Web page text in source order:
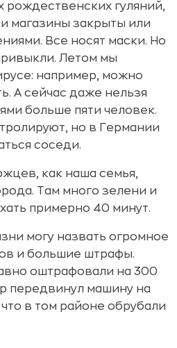
рождественских гуляний,
магазины закрыты или
Все носят маски. Но
Летом мы
например, можно
А сейчас даже нельзя
больше пяти человек.
но в Германии
соседи.
как наша семья,
Там много зелени и
примерно 40 минут.
могу назвать огромное
и большие штрафы.
оштрафовали на 300
передвинул машину на
в том районе обрубали